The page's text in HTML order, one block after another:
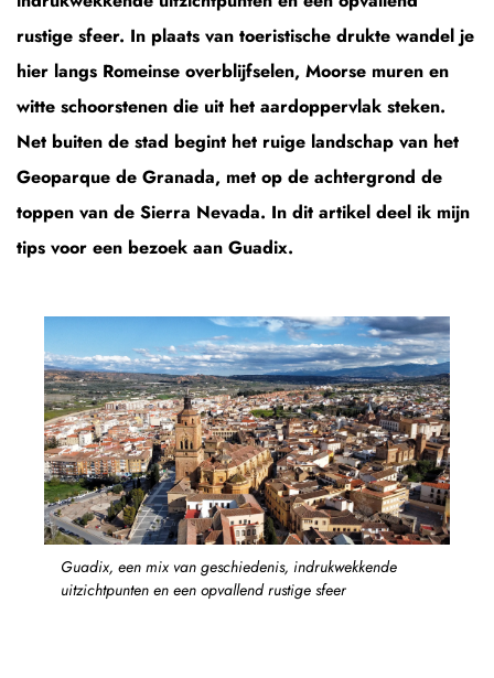
rustige sfeer. In plaats van toeristische drukte wandel je
hier langs Romeinse overblijfselen, Moorse muren en
witte schoorstenen die uit het aardoppervlak steken.
Net buiten de stad begint het ruige landschap van het
Geoparque de Granada, met op de achtergrond de
toppen van de Sierra Nevada. In dit artikel deel ik mijn
tips voor een bezoek aan Guadix.
Guadix, een mix van geschiedenis, indrukwekkende
uitzichtpunten en een opvallend rustige sfeer